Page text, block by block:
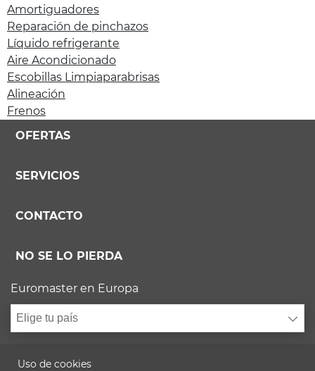
Amortiguadores
Reparación de pinchazos
Líquido refrigerante
Aire Acondicionado
Escobillas Limpiaparabrisas
Alineación
Frenos
OFERTAS
SERVICIOS
CONTACTO
NO SE LO PIERDA
Euromaster en Europa
Elige tu país
Uso de cookies